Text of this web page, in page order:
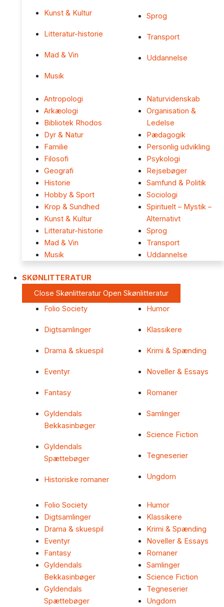
Kunst & Kultur
Litteratur-historie
Mad & Vin
Musik
Sprog
Transport
Uddannelse
Antropologi
Arkæologi
Bibliotek Rhodos
Dyr & Natur
Familie
Filosofi
Geografi
Historie
Hobby & Sport
Krop & Sundhed
Kunst & Kultur
Litteratur-historie
Mad & Vin
Musik
Naturvidenskab
Organisation &
Ledelse
Pædagogik
Personlig udvikling
Psykologi
Rejsebøger
Samfund & Politik
Sociologi
Spirituelt – Mystik –
Alternativt
Sprog
Transport
Uddannelse
SKØNLITTERATUR
Close Skønlitteratur Open Skønlitteratur
Folio Society
Digtsamlinger
Drama & skuespil
Eventyr
Fantasy
Gyldendals
Bekkasinbøger
Gyldendals
Spættebøger
Historiske romaner
Humor
Klassikere
Krimi & Spænding
Noveller & Essays
Romaner
Samlinger
Science Fiction
Tegneserier
Ungdom
Folio Society
Digtsamlinger
Drama & skuespil
Eventyr
Fantasy
Gyldendals
Bekkasinbøger
Gyldendals
Spættebøger
Humor
Klassikere
Krimi & Spænding
Noveller & Essays
Romaner
Samlinger
Science Fiction
Tegneserier
Ungdom